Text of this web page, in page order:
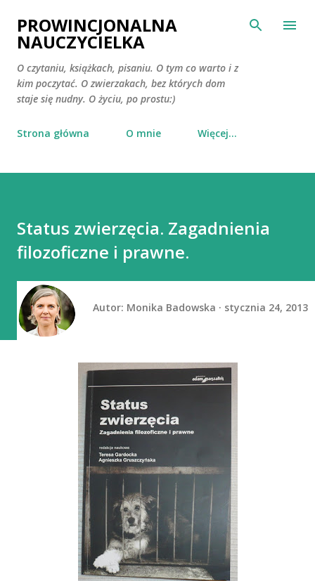
Przejdź do głównej zawartości
PROWINCJONALNA
NAUCZYCIELKA
O czytaniu, książkach, pisaniu. O tym co warto i z
kim poczytać. O zwierzakach, bez których dom
staje się nudny. O życiu, po prostu:)
Strona główna O mnie Więcej…
Status zwierzęcia. Zagadnienia
filozoficzne i prawne.
Autor: Monika Badowska stycznia 24, 2013